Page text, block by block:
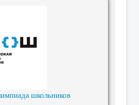
школьников